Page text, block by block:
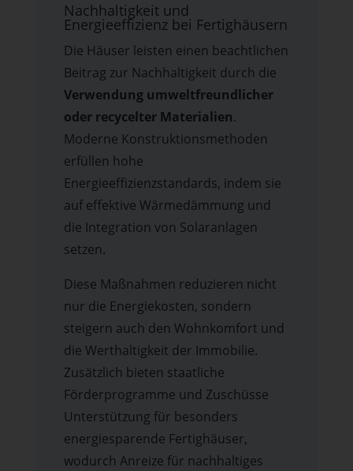
Nachhaltigkeit und
Energieeffizienz bei Fertighäusern
Die Häuser leisten einen beachtlichen
Beitrag zur Nachhaltigkeit durch die
Verwendung umweltfreundlicher
oder recycelter Materialien.
Moderne Konstruktionsmethoden
erfüllen hohe
Energieeffizienzstandards, indem sie
auf effektive Wärmedämmung und
die Integration von Solaranlagen
setzen.
Diese Maßnahmen reduzieren nicht
nur die Energiekosten, sondern
steigern auch den Wohnkomfort und
die Werthaltigkeit der Immobilie.
Zusätzlich bieten staatliche
Förderprogramme und Zuschüsse
Unterstützung für besonders
energiesparende Fertighäuser,
wodurch Anreize für nachhaltiges